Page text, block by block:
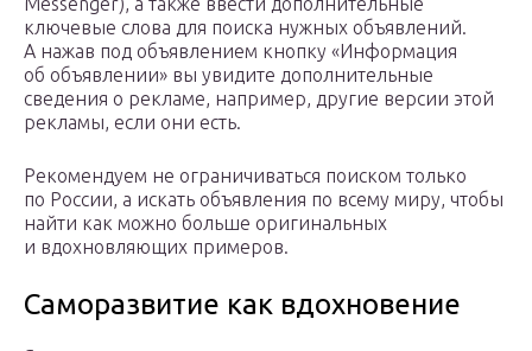
ключевые слова для поиска нужных объявлений.
А нажав под объявлением кнопку «Информация
об объявлении» вы увидите дополнительные
сведения о рекламе, например, другие версии этой
рекламы, если они есть.
Рекомендуем не ограничиваться поиском только
по России, а искать объявления по всему миру, чтобы
найти как можно больше оригинальных
и вдохновляющих примеров.
Саморазвитие как вдохновение